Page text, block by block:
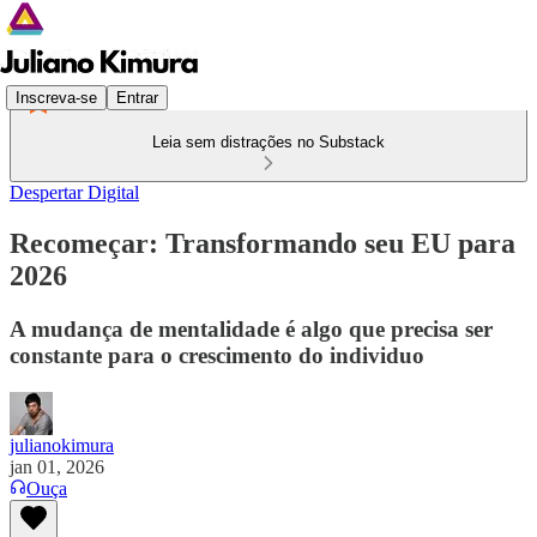
Inscreva-se Entrar
Leia sem distrações no Substack
Despertar Digital
Recomeçar: Transformando seu EU para
2026
A mudança de mentalidade é algo que precisa ser
constante para o crescimento do individuo
julianokimura
jan 01, 2026
Ouça